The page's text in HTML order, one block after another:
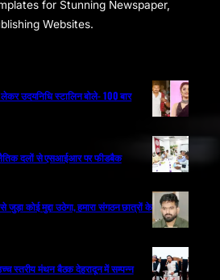
for Stunning Newspaper,
Websites.
उदयनिधि स्टालिन बोले- 100 बार
दलों से एसआईआर पर फीडबैक
जुड़ा कोई मुद्दा उठेगा, हमारा संगठन छात्रों के
स्तरीय मंथन बैठक देहरादून में सम्पन्न